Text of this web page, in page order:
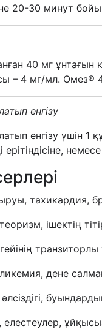
20-30 минут
40 мг ұнтағын
– 4 мг/мл. Омез®
енгізу
енгізу үшін 1
тахикардия,
ішектің
дене